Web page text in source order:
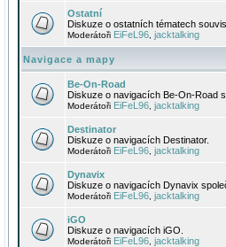
Ostatní
Diskuze o ostatních tématech
Moderátoři EiFeL96 jacktalking
Navigace a mapy
Be-On-Road
Diskuze o navigacích Be-On-Road
Moderátoři EiFeL96 jacktalking
Destinator
Diskuze o navigacích Destinator.
Moderátoři EiFeL96 jacktalking
Dynavix
Diskuze o navigacích Dynavix
Moderátoři EiFeL96 jacktalking
iGO
Diskuze o navigacích iGO.
Moderátoři EiFeL96 jacktalking